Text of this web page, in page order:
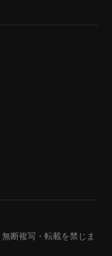
無断複写・転載を禁じま